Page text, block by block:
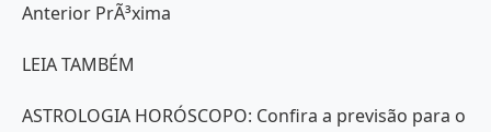
Anterior PrÃ³xima
LEIA TAMBÉM
ASTROLOGIA HORÓSCOPO: Confira a previsão para o